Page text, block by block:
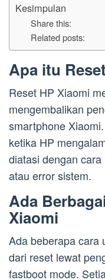
Kesimpulan
Share this:
Related posts:
Apa itu
Reset HP Xiaomi
mengembalikan
smartphone
ketika HP
diatasi dengan
atau error sistem.
Ada
Xiaomi
Ada beberapa cara
dari reset lewat
fastboot mode.